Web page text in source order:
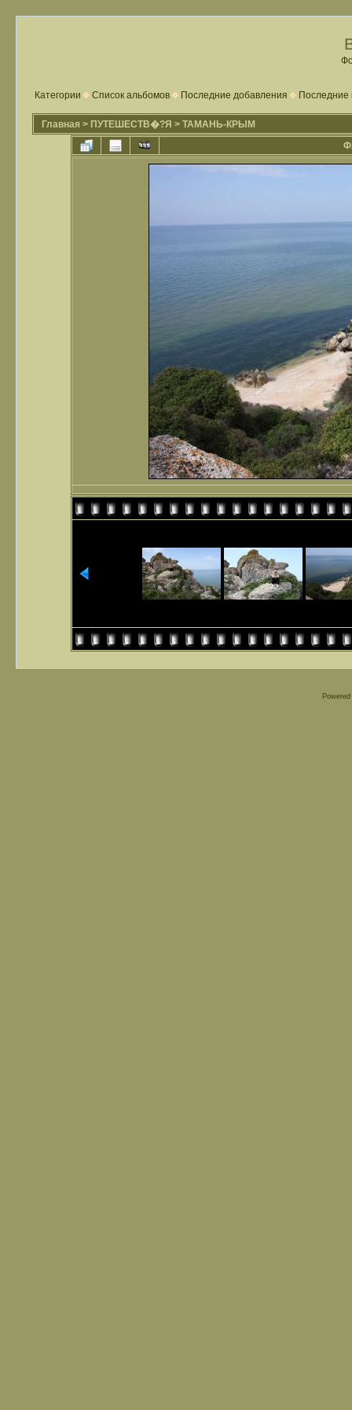
Категории Список альбомов Последние добавления Последние
Главная > ПУТЕШЕСТВ�?Я > ТАМАНЬ-КРЫМ